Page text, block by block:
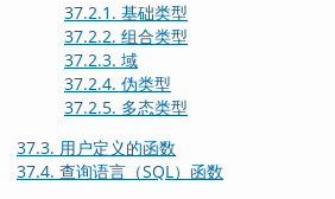
37.2.1. 基础类型
37.2.2. 组合类型
37.2.3. 域
37.2.4. 伪类型
37.2.5. 多态类型
37.3. 用户定义的函数
37.4. 查询语言（SQL）函数